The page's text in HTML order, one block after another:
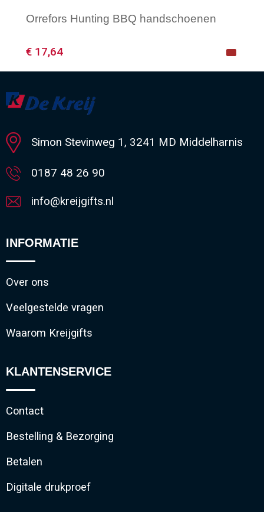
Orrefors Hunting BBQ handschoenen
€ 17,64
Minimale afname: 1
Simon Stevinweg 1, 3241 MD Middelharnis
0187 48 26 90
info@kreijgifts.nl
INFORMATIE
Over ons
Veelgestelde vragen
Waarom Kreijgifts
KLANTENSERVICE
Contact
Bestelling & Bezorging
Betalen
Digitale drukproef